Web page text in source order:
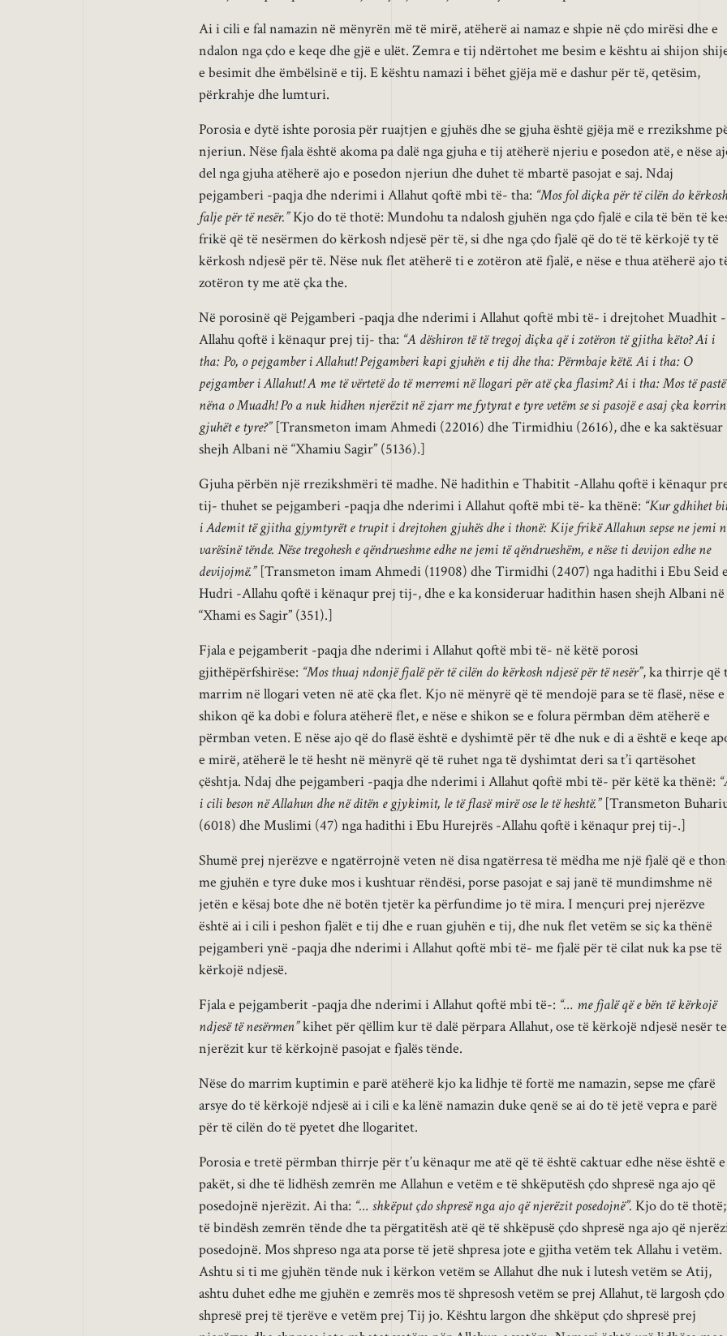
Ai i cili e fal namazin në mënyrën më të mirë, atëherë ai namaz e shpie në çdo mirësi dhe e
ndalon nga çdo e keqe dhe gjë e ulët. Zemra e tij ndërtohet me besim e kështu ai shijon
e besimit dhe ëmbëlsinë e tij. E kështu namazi i bëhet gjëja më e dashur për të, qetësim,
përkrahje dhe lumturi.
Porosia e dytë ishte porosia për ruajtjen e gjuhës dhe se gjuha është gjëja më e rrezikshme
njeriun. Nëse fjala është akoma pa dalë nga gjuha e tij atëherë njeriu e posedon atë, e nëse
del nga gjuha atëherë ajo e posedon njeriun dhe duhet të mbartë pasojat e saj. Ndaj
pejgamberi -paqja dhe nderimi i Allahut qoftë mbi të- tha: “Mos fol diçka për të cilën do kërkosh
falje për të nesër.”Kjo do të thotë: Mundohu ta ndalosh gjuhën nga çdo fjalë e cila të bën të
frikë që të nesërmen do kërkosh ndjesë për të, si dhe nga çdo fjalë që do të të kërkojë ty të
kërkosh ndjesë për të. Nëse nuk flet atëherë ti e zotëron atë fjalë, e nëse e thua atëherë ajo
zotëron ty me atë çka the.
Në porosinë që Pejgamberi -paqja dhe nderimi i Allahut qoftë mbi të- i drejtohet Muadhit -
Allahu qoftë i kënaqur prej tij- tha: “A dëshiron të të tregoj diçka që i zotëron të gjitha këto? Ai i
tha: Po, o pejgamber i Allahut! Pejgamberi kapi gjuhën e tij dhe tha: Përmbaje këtë. Ai i tha: O
pejgamber i Allahut! A me të vërtetë do të merremi në llogari për atë çka flasim? Ai i tha: Mos të pastë
nëna o Muadh! Po a nuk hidhen njerëzit në zjarr me fytyrat e tyre vetëm se si pasojë e asaj çka korrin
gjuhët e tyre?”[Transmeton imam Ahmedi (22016) dhe Tirmidhiu (2616), dhe e ka saktësuar
shejh Albani në “Xhamiu Sagir” (5136).]
Gjuha përbën një rrezikshmëri të madhe. Në hadithin e Thabitit -Allahu qoftë i kënaqur
tij- thuhet se pejgamberi -paqja dhe nderimi i Allahut qoftë mbi të- ka thënë: “Kur gdhihet
i Ademit të gjitha gjymtyrët e trupit i drejtohen gjuhës dhe i thonë: Kije frikë Allahun sepse ne jemi
varësinë tënde. Nëse tregohesh e qëndrueshme edhe ne jemi të qëndrueshëm, e nëse ti devijon edhe ne
devijojmë.”[Transmeton imam Ahmedi (11908) dhe Tirmidhi (2407) nga hadithi i Ebu Seid
Hudri -Allahu qoftë i kënaqur prej tij-, dhe e ka konsideruar hadithin hasen shejh Albani në
“Xhami es Sagir” (351).]
Fjala e pejgamberit -paqja dhe nderimi i Allahut qoftë mbi të- në këtë porosi
gjithëpërfshirëse: “Mos thuaj ndonjë fjalë për të cilën do kërkosh ndjesë për të nesër”, ka thirrje që
marrim në llogari veten në atë çka flet. Kjo në mënyrë që të mendojë para se të flasë, nëse e
shikon që ka dobi e folura atëherë flet, e nëse e shikon se e folura përmban dëm atëherë e
përmban veten. E nëse ajo që do flasë është e dyshimtë për të dhe nuk e di a është e keqe
e mirë, atëherë le të hesht në mënyrë që të ruhet nga të dyshimtat deri sa t’i qartësohet
çështja. Ndaj dhe pejgamberi -paqja dhe nderimi i Allahut qoftë mbi të- për këtë ka thënë:
i cili beson në Allahun dhe në ditën e gjykimit, le të flasë mirë ose le të heshtë.”[Transmeton
(6018) dhe Muslimi (47) nga hadithi i Ebu Hurejrës -Allahu qoftë i kënaqur prej tij-.]
Shumë prej njerëzve e ngatërrojnë veten në disa ngatërresa të mëdha me një fjalë që e
me gjuhën e tyre duke mos i kushtuar rëndësi, porse pasojat e saj janë të mundimshme në
jetën e kësaj bote dhe në botën tjetër ka përfundime jo të mira. I mençuri prej njerëzve
është ai i cili i peshon fjalët e tij dhe e ruan gjuhën e tij, dhe nuk flet vetëm se siç ka thënë
pejgamberi ynë -paqja dhe nderimi i Allahut qoftë mbi të- me fjalë për të cilat nuk ka pse të
kërkojë ndjesë.
Fjala e pejgamberit -paqja dhe nderimi i Allahut qoftë mbi të-: “… me fjalë që e bën të kërkojë
ndjesë të nesërmen”kihet për qëllim kur të dalë përpara Allahut, ose të kërkojë ndjesë nesër
njerëzit kur të kërkojnë pasojat e fjalës tënde.
Nëse do marrim kuptimin e parë atëherë kjo ka lidhje të fortë me namazin, sepse me çfarë
arsye do të kërkojë ndjesë ai i cili e ka lënë namazin duke qenë se ai do të jetë vepra e parë
për të cilën do të pyetet dhe llogaritet.
Porosia e tretë përmban thirrje për t’u kënaqur me atë që të është caktuar edhe nëse është e
pakët, si dhe të lidhësh zemrën me Allahun e vetëm e të shkëputësh çdo shpresë nga ajo që
posedojnë njerëzit. Ai tha: “… shkëput çdo shpresë nga ajo që njerëzit posedojnë”. Kjo do të thotë;
të bindësh zemrën tënde dhe ta përgatitësh atë që të shkëpusë çdo shpresë nga ajo që
posedojnë. Mos shpreso nga ata porse të jetë shpresa jote e gjitha vetëm tek Allahu i vetëm.
Ashtu si ti me gjuhën tënde nuk i kërkon vetëm se Allahut dhe nuk i lutesh vetëm se Atij,
ashtu duhet edhe me gjuhën e zemrës mos të shpresosh vetëm se prej Allahut, të largosh çdo
shpresë prej të tjerëve e vetëm prej Tij jo. Kështu largon dhe shkëput çdo shpresë prej